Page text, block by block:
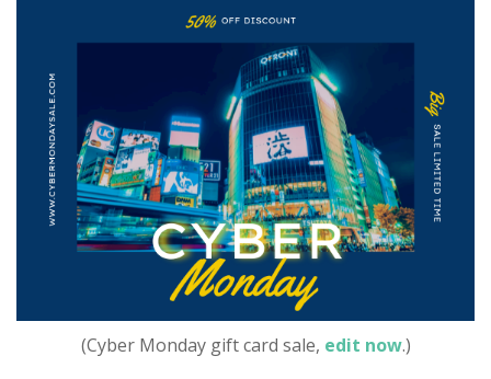
(Cyber Monday gift card sale, edit now.)